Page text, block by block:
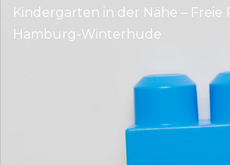
Kindergarten in der Nähe – Freie
Hamburg-Winterhude